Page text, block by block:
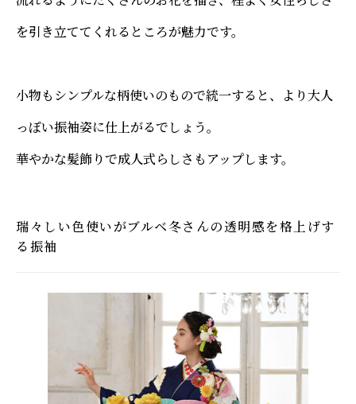
を引き立ててくれるところが魅力です。
小物もシンプルな柄使いのもので統一すると、より大人
っぽい振袖姿に仕上がるでしょう。
華やかな髪飾りで成人式らしさもアップします。
瑞々しい色使いがブルベ冬さんの透明感を格上げす
る振袖